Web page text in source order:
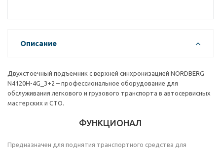
Описание
Двухстоечный подъемник с верхней синхронизацией NORDBERG
N4120H-4G_3+2 – профессиональное оборудование для
обслуживания легкового и грузового транспорта в автосервисных
мастерских и СТО.
ФУНКЦИОНАЛ
Предназначен для поднятия транспортного средства для